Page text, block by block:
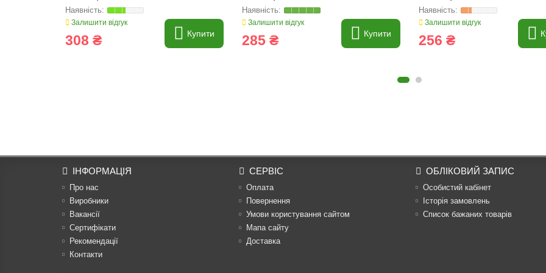
Залишити відгук
308 ₴ Купити
Залишити відгук
285 ₴ Купити
Залишити відгук
256 ₴
ІНФОРМАЦІЯ
Про нас
Виробники
Вакансії
Сертифікати
Рекомендації
Контакти
СЕРВІС
Оплата
Повернення
Умови користування сайтом
Мапа сайту
Доставка
ОБЛІКОВИЙ ЗАПИС
Особистий кабінет
Історія замовлень
Список бажаних товарів